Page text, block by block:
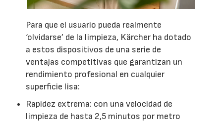
Para que el usuario pueda realmente
‘olvidarse’ de la limpieza, Kärcher ha dotado
a estos dispositivos de una serie de
ventajas competitivas que garantizan un
rendimiento profesional en cualquier
superficie lisa:
Rapidez extrema: con una velocidad de
limpieza de hasta 2,5 minutos por metro